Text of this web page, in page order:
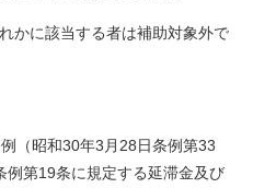
かに該当する者は補助対象外で
昭和30年3月28日条例第33
第19条に規定する延滞金及び